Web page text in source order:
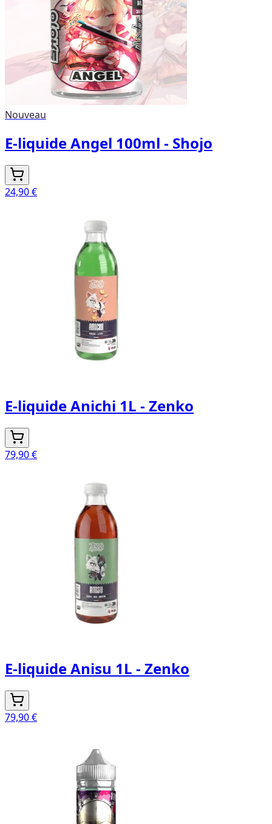
Nouveau
E-liquide Angel 100ml - Shojo
24,90 €
E-liquide Anichi 1L - Zenko
79,90 €
E-liquide Anisu 1L - Zenko
79,90 €